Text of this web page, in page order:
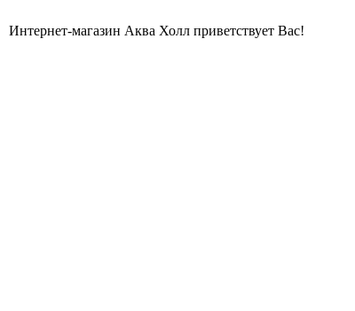
Интернет-магазин Аква Холл приветствует Вас!